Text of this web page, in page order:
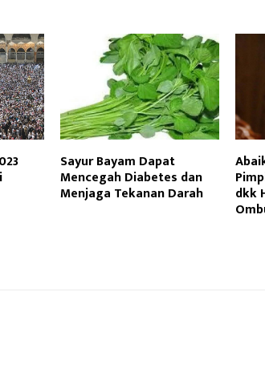
Sayur Bayam Dapat
Mencegah Diabetes dan
Menjaga Tekanan Darah dkk